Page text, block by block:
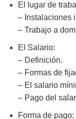
El lugar de
– Instalaciones
– Trabajo a
El Salario:
– Definición.
– Formas de
– El salario
– Pago del
Forma de pago: